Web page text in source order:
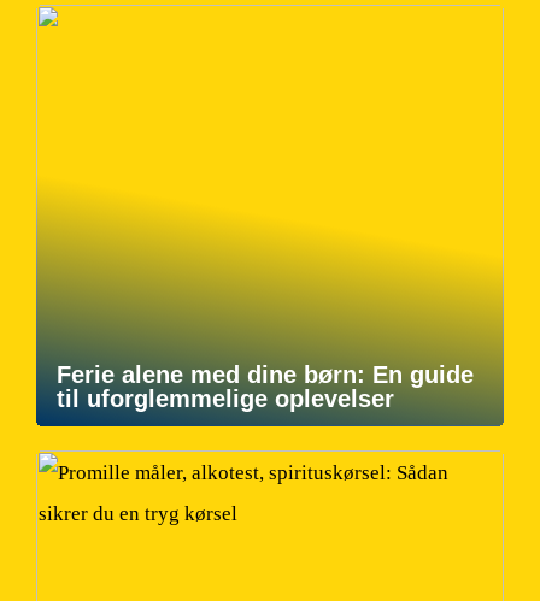
Ferie alene med dine børn: En guide
til uforglemmelige oplevelser